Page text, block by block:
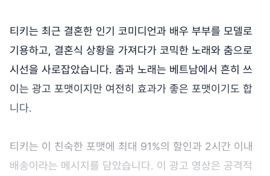
티키는 최근 결혼한 인기 코미디언과 배우 부부를 모델로
기용하고, 결혼식 상황을 가져다가 코믹한 노래와 춤으로
시선을 사로잡았습니다. 춤과 노래는 베트남에서 흔히 쓰
이는 광고 포맷이지만 여전히 효과가 좋은 포맷이기도 합
니다.
티키는 이 친숙한 포맷에 최대 91%의 할인과 2시간 이내
배송이라는 메시지를 담았습니다. 이 광고 영상은 공격적